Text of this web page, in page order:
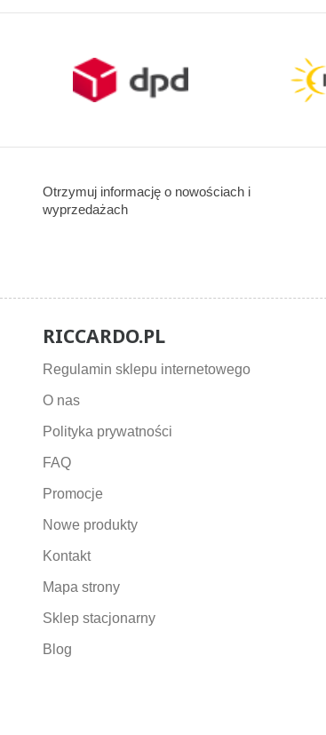
Otrzymuj informację o nowościach i
wyprzedażach
RICCARDO.PL
Regulamin sklepu internetowego
O nas
Polityka prywatności
FAQ
Promocje
Nowe produkty
Kontakt
Mapa strony
Sklep stacjonarny
Blog